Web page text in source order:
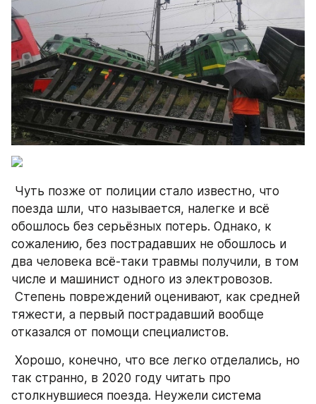
поезда шли, что называется, налегке и всё
обошлось без серьёзных потерь. Однако, к
сожалению, без пострадавших не обошлось и
два человека всё-таки травмы получили, в том
числе и машинист одного из электровозов.
тяжести, а первый пострадавший вообще
отказался от помощи специалистов.
так странно, в 2020 году читать про
столкнувшиеся поезда. Неужели система